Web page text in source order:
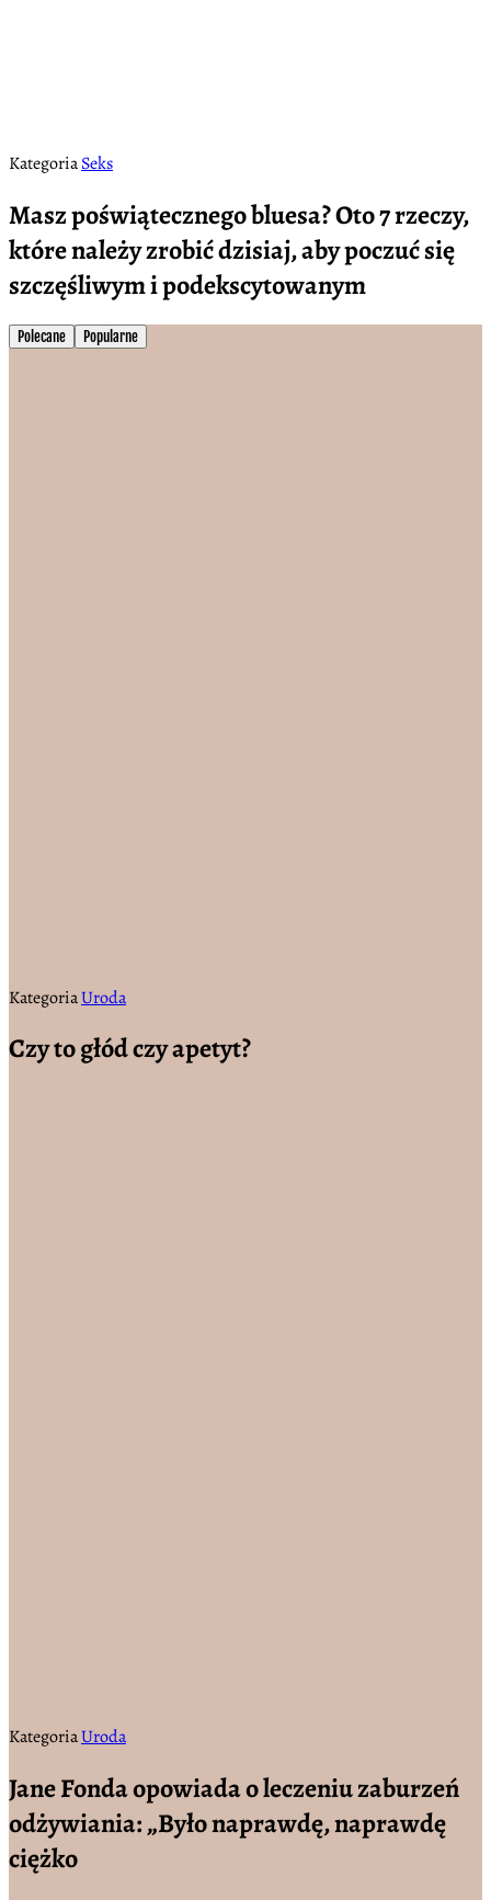
KategoriaSeks
Masz poświątecznego bluesa? Oto 7 rzeczy,
które należy zrobić dzisiaj, aby poczuć się
szczęśliwym i podekscytowanym
Polecane Popularne
KategoriaUroda
Czy to głód czy apetyt?
KategoriaUroda
Jane Fonda opowiada o leczeniu zaburzeń
odżywiania: „Było naprawdę, naprawdę
ciężko